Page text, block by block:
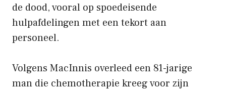
de dood, vooral op spoedeisende
hulpafdelingen met een tekort aan
personeel.
Volgens MacInnis overleed een 81-jarige
man die chemotherapie kreeg voor zijn